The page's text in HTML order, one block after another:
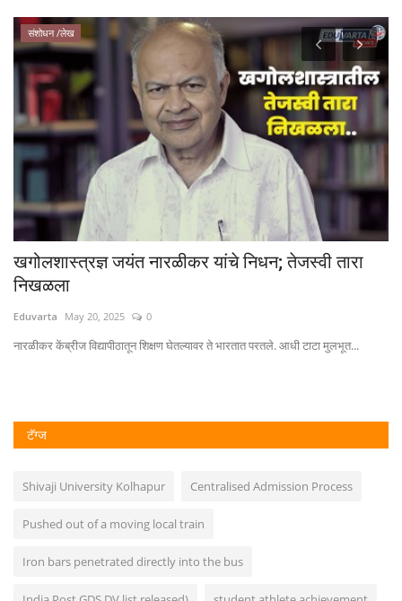
संशोधन /लेख
खगोलशास्त्रज्ञ जयंत नारळीकर यांचे निधन; तेजस्वी तारा
निखळला
Eduvarta May 20, 2025 0
नारळीकर केंब्रीज विद्यापीठातून शिक्षण घेतल्यावर ते भारतात परतले. आधी टाटा मुलभूत...
टॅग्ज
Shivaji University Kolhapur Centralised Admission Process
Pushed out of a moving local train
Iron bars penetrated directly into the bus